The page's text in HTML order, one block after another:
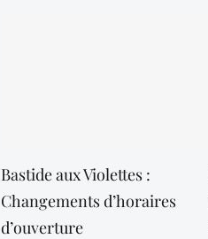
Bastide aux Violettes :
Changements d’horaires
d’ouverture